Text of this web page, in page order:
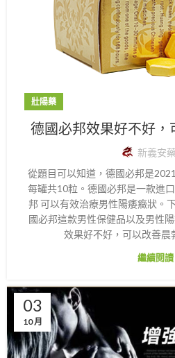
壯陽藥
德國必邦效果好不好，
新義安
從題目可以知道，德國必邦是
每罐共10粒。德國必邦是一款進
邦 可以有效治療男性陽痿癥狀。
國必邦這款男性保健品以及男性
效果好不好，可以改善晨
繼續閱讀
03
10 月